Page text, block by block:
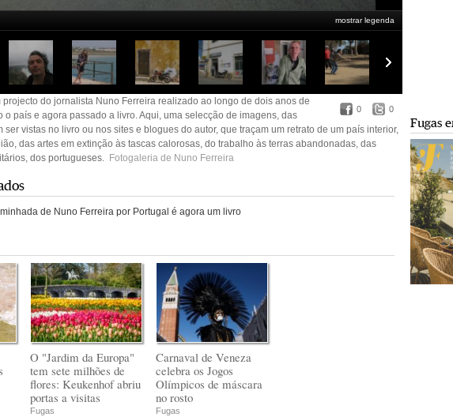
Viana do Alentejo e Aguiar.
mostrar legenda
0 0
projecto do jornalista Nuno Ferreira realizado ao longo de dois anos de
o país e agora passado a livro. Aqui, uma selecção de imagens, das
ser vistas no livro ou nos sites e blogues do autor, que traçam um retrato de um país interior,
das artes em extinção às tascas calorosas, do trabalho às terras abandonadas, das
dos portugueses. Fotogaleria de Nuno Ferreira
de Nuno Ferreira por Portugal é agora um livro
O "Jardim da Europa"
tem sete milhões de
flores: Keukenhof abriu
portas a visitas
Fugas
Carnaval de Veneza
celebra os Jogos
Olímpicos de máscara
no rosto
Fugas
Fugas